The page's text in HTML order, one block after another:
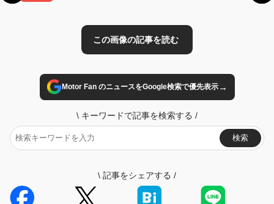
Motor Fan のニュースをGoogle検索で優先表示→
\ キーワードで記事を検索する /
検索
\ 記事をシェアする /